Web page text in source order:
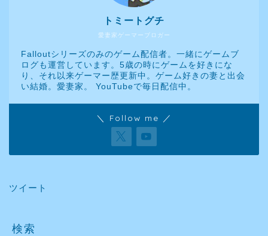
愛妻家ゲーマーブロガー
トミートグチ
Falloutシリーズのみのゲーム配信者。一緒にゲームブ
ログも運営しています。5歳の時にゲームを好きにな
り、それ以来ゲーマー歴更新中。ゲーム好きの妻と出会
い結婚。愛妻家。 YouTubeで毎日配信中。
＼ Follow me ／
ツイート
検索